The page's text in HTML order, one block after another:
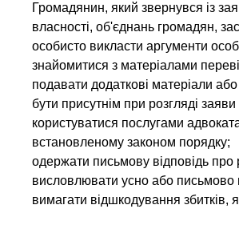
Громадянин, який звернувся із
власності, об'єднань громадян,
особисто викласти аргументи
знайомитися з матеріалами
подавати додаткові матеріали
бути присутнім при розгляді заяви
користуватися послугами
встановленому законом порядку;
одержати письмову відповідь про
висловлювати усно або письмово
вимагати відшкодування